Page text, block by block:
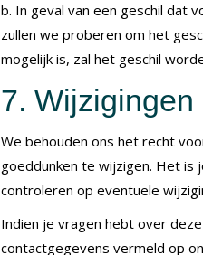
b. In geval van een geschil dat
zullen we proberen om het
mogelijk is, zal het geschil
7. Wijzigingen
We behouden ons het recht
goeddunken te wijzigen. Het
controleren op eventuele
Indien je vragen hebt over
contactgegevens vermeld op